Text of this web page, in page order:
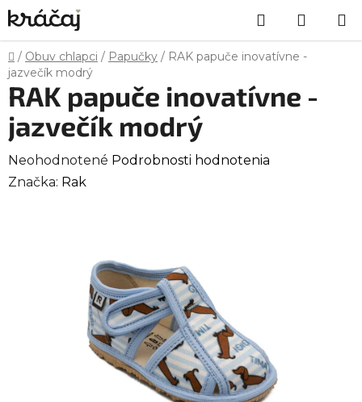
Prejsť
na
obsah
Hľadať
KOŠÍK
Domov
/ Obuv chlapci / Papučky / RAK papuče inovatívne -
jazvečík modrý
RAK papuče inovatívne -
jazvečík modrý
Priemerné
hodnotenie
Neohodnotené Podrobnosti hodnotenia
Značka: Rak